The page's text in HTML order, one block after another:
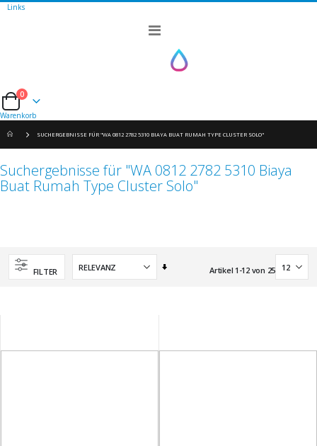
Links
Navigation
Cart
0
Warenkorb
SUCHERGEBNISSE FÜR "WA 0812 2782 5310 BIAYA BUAT RUMAH TYPE CLUSTER SOLO"
Suchergebnisse für "WA 0812 2782 5310 Biaya
Buat Rumah Type Cluster Solo"
FILTER
AufsteigendArtikel 1 -12von 25